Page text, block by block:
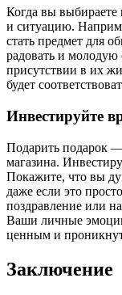
Когда вы выбираете
и ситуацию.
стать предмет для
радовать и
присутствии в их
будет
Инвестируйте
Подарить подарок
магазина.
Покажите, что вы
даже если это
поздравление или
Ваши личные
ценным и
Заключение